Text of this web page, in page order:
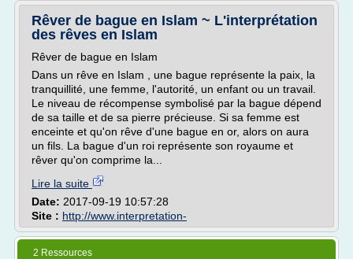
Rêver de bague en Islam ~ L'interprétation
des rêves en Islam
Rêver de bague en Islam
Dans un rêve en Islam , une bague représente la paix, la
tranquillité, une femme, l'autorité, un enfant ou un travail.
Le niveau de récompense symbolisé par la bague dépend
de sa taille et de sa pierre précieuse. Si sa femme est
enceinte et qu'on rêve d'une bague en or, alors on aura
un fils. La bague d'un roi représente son royaume et
rêver qu'on comprime la...
Lire la suite
Date: 2017-09-19 10:57:28
Site : http://www.interpretation-
2 Ressources